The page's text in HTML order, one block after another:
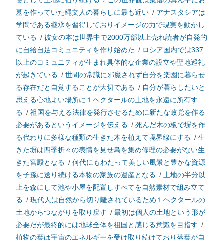
墓を作っていた縄文人の暮らしに最も近い / アナスタシアは
学問である継承を習得しておりイメージの力で現実を動かし
ている / 彼女の本は世界中で2000万部以上売れ読者が自発的
に自給自足コミュニティを作り始めた / ロシア国内では337
以上のコミュニティが生まれ具体的な企業の設立や聖地巡礼
が起きている / 世間の常識に邪魔されず自分を楽園に暮らせ
る存在だと自覚することが大切である / 自分が暮らしたいと
思える心地よい場所に１ヘクタールの土地を永遠に所有す
る / 祖国を与える法律を発行させるために新たな政党を作る
必要があるというイメージを伝える / 死んだ木の板で塀を作
る代わりに多様な種類の生きた木を植えて境界線にする / 生
きた塀は四季折々の表情を見せ鳥を集め修理の必要がない生
きた宮殿となる / 何代にもわたって美しい風景と豊かな資源
を子孫に送り続ける本物の家族の遺産となる / 土地の半分以
上を森にして池や小屋を配置しすべてを自然素材で組み立て
る / 現代人は自然から切り離されているため１ヘクタールの
土地からつながりを取り戻す / 最初は個人の土地という形が
必要だが最終的には地球全体を祖国と感じる意識を目指す /
植物の葉は宇宙のエネルギーを受け取り続けており落葉が自